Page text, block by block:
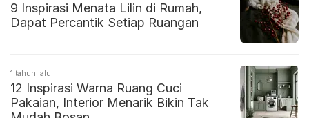
9 Inspirasi Menata Lilin di Rumah,
Dapat Percantik Setiap Ruangan
1 tahun lalu
12 Inspirasi Warna Ruang Cuci
Pakaian, Interior Menarik Bikin Tak